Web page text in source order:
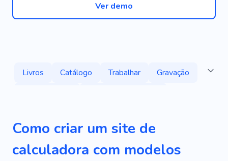
Ver demo
Livros Catálogo Trabalhar
Gravação
Gerenciamento
Imposto
Salário
Análise
Contabilidade
Documentação
Como criar um site de
calculadora com modelos